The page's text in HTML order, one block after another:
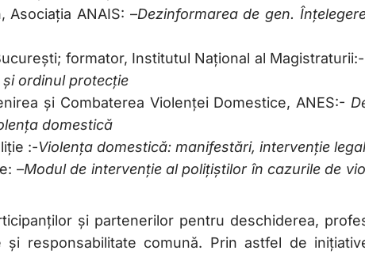
Asociația ANAIS: –Dezinformarea de gen.
formator, Institutul Național al Magistraturii:-
ordinul protecție
și Combaterea Violenței Domestice, ANES:-
domestică
:-Violența domestică: manifestări, intervenție
–Modul de intervenție al polițiștilor în cazurile de
și partenerilor pentru deschiderea,
responsabilitate comună. Prin astfel de